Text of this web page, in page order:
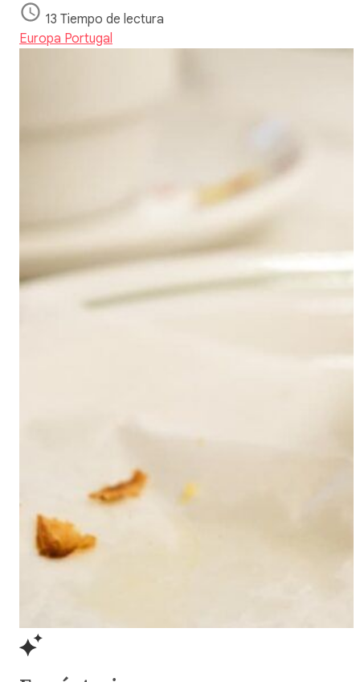
13 Tiempo de lectura
Europa Portugal